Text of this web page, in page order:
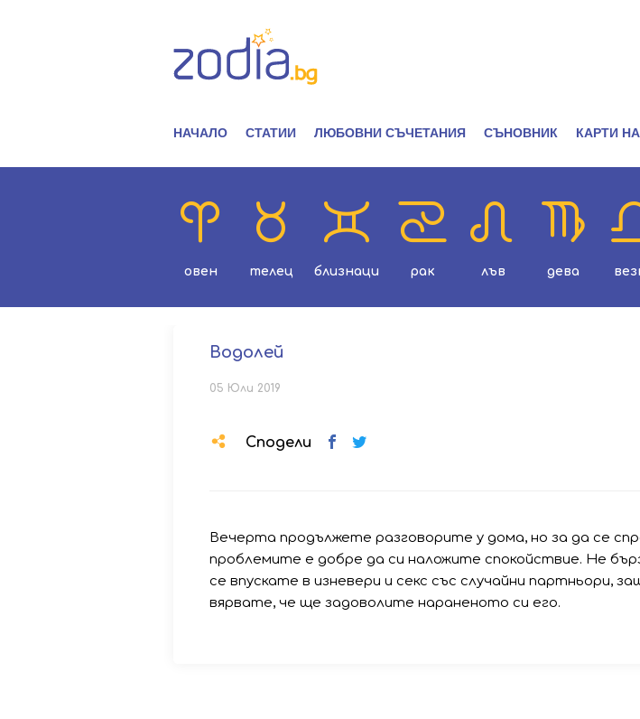
НАЧАЛО СТАТИИ ЛЮБОВНИ СЪЧЕТАНИЯ СЪНОВНИК КАРТИ
овен телец близнаци рак лъв дева
Водолей
05 Юли 2019
Сподели
Вечерта продължете разговорите у дома, но за да се
проблемите е добре да си наложите спокойствие. Не
се впускате в изневери и секс със случайни партньори,
вярвате, че ще задоволите нараненото си его.